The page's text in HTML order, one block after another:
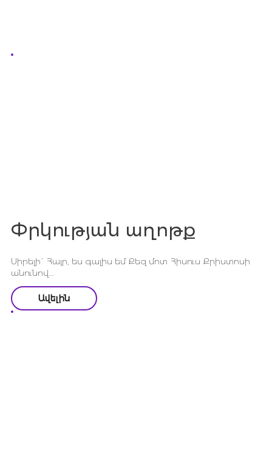
Փրկության աղոթք
Սիրելի´ Հայր, ես գալիս եմ Քեզ մոտ Հիսուս Քրիստոսի
անունով...
Ավելին